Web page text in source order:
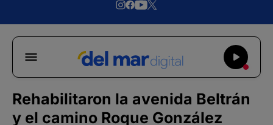
Rehabilitaron la avenida Beltrán
y el camino Roque González